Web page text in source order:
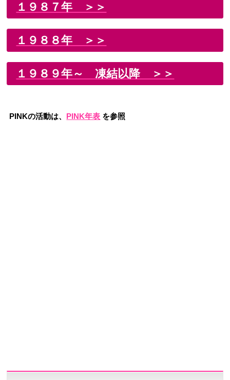
１９８７年 ＞＞
１９８８年 ＞＞
１９８９年～ 凍結以降 ＞＞
PINKの活動は、 PINK年表 を参照